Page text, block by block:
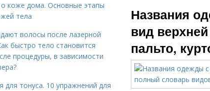
Названия
вид
пальто,
коже дома. Основные этапы
тела
волосы после лазерной
быстро тело становится
процедуры, в зависимости
для тонуса. 10 упражнений для